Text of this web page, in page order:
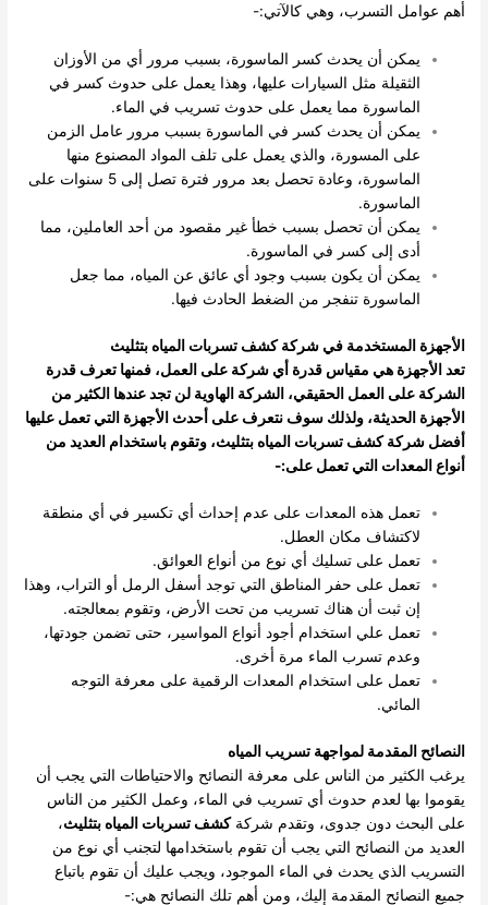
أهم عوامل التسرب، وهي كالآتي:-
يمكن أن يحدث كسر الماسورة، بسبب مرور أي من الأوزان
الثقيلة مثل السيارات عليها، وهذا يعمل على حدوث كسر في
الماسورة مما يعمل على حدوث تسريب في الماء.
يمكن أن يحدث كسر في الماسورة بسبب مرور عامل الزمن
على المسورة، والذي يعمل على تلف المواد المصنوع منها
الماسورة، وعادة تحصل بعد مرور فترة تصل إلى 5 سنوات على
الماسورة.
يمكن أن تحصل بسبب خطأ غير مقصود من أحد العاملين، مما
أدى إلى كسر في الماسورة.
يمكن أن يكون بسبب وجود أي عائق عن المياه، مما جعل
الماسورة تنفجر من الضغط الحادث فيها.
الأجهزة المستخدمة في شركة كشف تسربات المياه بتثليث
تعد الأجهزة هي مقياس قدرة أي شركة على العمل، فمنها تعرف قدرة
الشركة على العمل الحقيقي، الشركة الهاوية لن تجد عندها الكثير من
الأجهزة الحديثة، ولذلك سوف نتعرف على أحدث الأجهزة التي تعمل عليها
أفضل شركة كشف تسربات المياه بتثليث، وتقوم باستخدام العديد من
أنواع المعدات التي تعمل على:-
تعمل هذه المعدات على عدم إحداث أي تكسير في أي منطقة
لاكتشاف مكان العطل.
تعمل على تسليك أي نوع من أنواع العوائق.
تعمل على حفر المناطق التي توجد أسفل الرمل أو التراب، وهذا
إن ثبت أن هناك تسريب من تحت الأرض، وتقوم بمعالجته.
تعمل علي استخدام أجود أنواع المواسير، حتى تضمن جودتها،
وعدم تسرب الماء مرة أخرى.
تعمل على استخدام المعدات الرقمية على معرفة التوجه
المائي.
النصائح المقدمة لمواجهة تسريب المياه
يرغب الكثير من الناس على معرفة النصائح والاحتياطات التي يجب أن
يقوموا بها لعدم حدوث أي تسريب في الماء، وعمل الكثير من الناس
على البحث دون جدوى، وتقدم شركةكشف تسربات المياه بتثليث،
العديد من النصائح التي يجب أن تقوم باستخدامها لتجنب أي نوع من
التسريب الذي يحدث في الماء الموجود، ويجب عليك أن تقوم باتباع
جميع النصائح المقدمة إليك، ومن أهم تلك النصائح هي:-